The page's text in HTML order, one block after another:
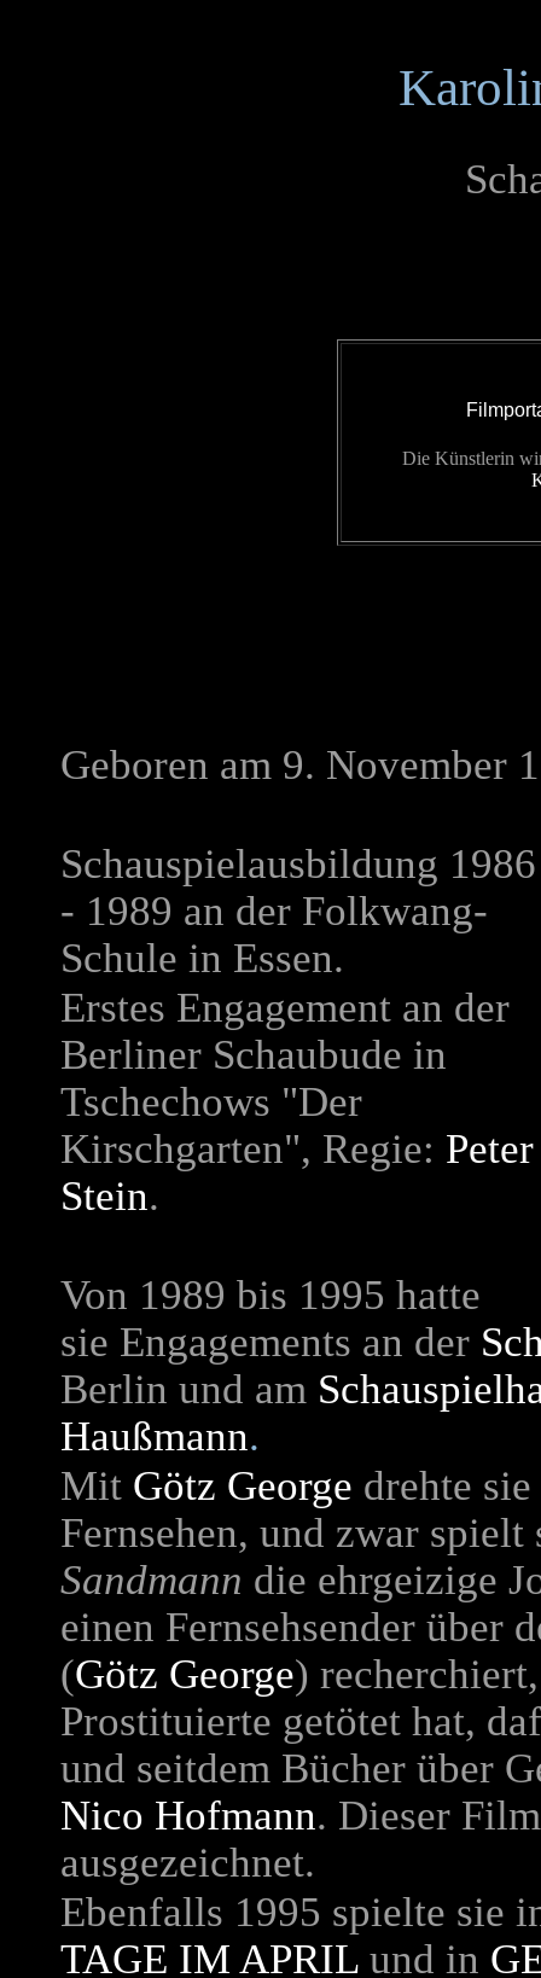
Die Künstlerin
Geboren am 9. November
Schauspielausbildung 1986
- 1989 an der Folkwang-
Schule in Essen.
Erstes Engagement an der
Berliner Schaubude in
Tschechows "Der
Kirschgarten", Regie: Peter
Stein.
Von 1989 bis 1995 hatte
sie Engagements an der
Berlin und am
Haußmann.
Mit Götz George drehte
Fernsehen, und zwar
Sandmann die ehrgeizige
einen Fernsehsender über
(Götz George)
Prostituierte getötet hat,
und seitdem Bücher über
Nico Hofmann. Dieser
ausgezeichnet.
Ebenfalls 1995 spielte sie
TAGE IM APRIL und in